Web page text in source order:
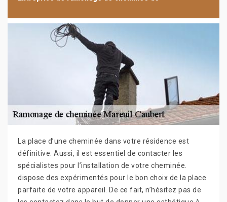
La place d’une cheminée dans votre résidence est
définitive. Aussi, il est essentiel de contacter les
spécialistes pour l’installation de votre cheminée.
dispose des expérimentés pour le bon choix de la place
parfaite de votre appareil. De ce fait, n’hésitez pas de